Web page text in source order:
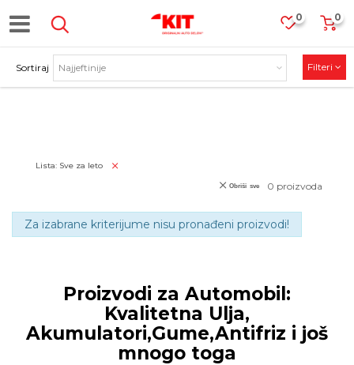
0
0
PROIZVODI
Sortiraj Filteri
Lista: Sve za leto
0 proizvoda
Obriši sve
Za izabrane kriterijume nisu pronađeni proizvodi!
Proizvodi za Automobil:
Kvalitetna Ulja,
Akumulatori,Gume,Antifriz i još
mnogo toga